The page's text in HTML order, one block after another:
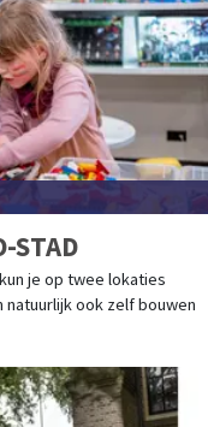
STAD
je op twee lokaties
natuurlijk ook zelf bouwen